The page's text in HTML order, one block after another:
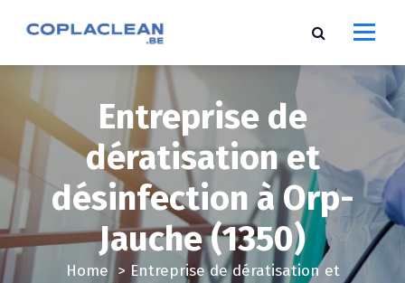
e
n
Entreprise de
dératisation et
désinfection à Orp-
Jauche (1350)
Home > Entreprise de dératisation et